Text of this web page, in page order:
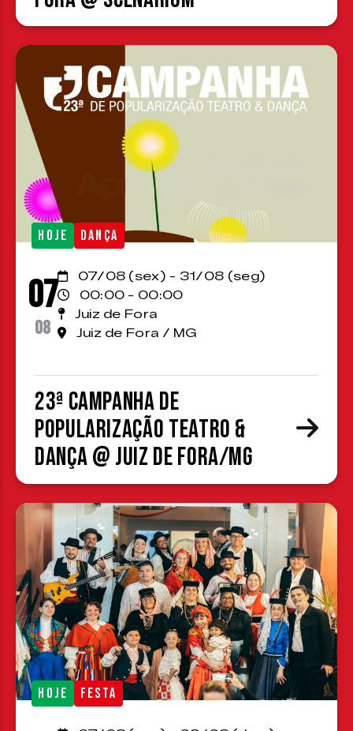
HOJE DANÇA
07
08
07/08 (sex) - 31/08 (seg)
00:00 - 00:00
Juiz de Fora
Juiz de Fora / MG
23ª Campanha de
Popularização Teatro &
Dança @ Juiz de Fora/MG
HOJE FESTA